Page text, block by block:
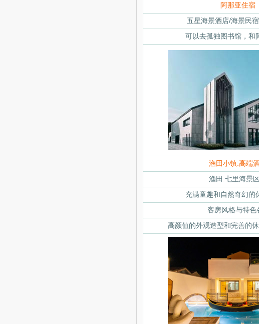
阿那亚住宿
五星海景酒店/海景民
可以去孤独图书馆，和
渔田小镇.高端
渔田.七里海景
充满童趣和自然奇幻的
客房风格与特色
高颜值的外观造型和完善的